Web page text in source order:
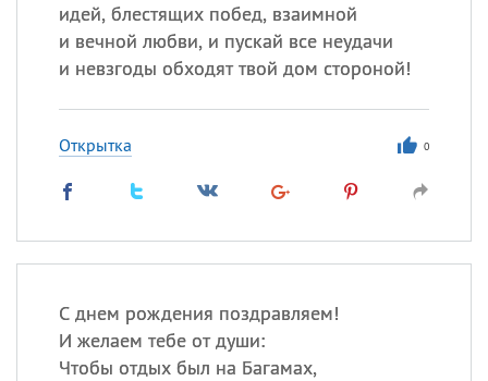
идей, блестящих побед, взаимной
и вечной любви, и пускай все неудачи
и невзгоды обходят твой дом стороной!
Открытка 0
С днем рождения поздравляем!
И желаем тебе от души:
Чтобы отдых был на Багамах,